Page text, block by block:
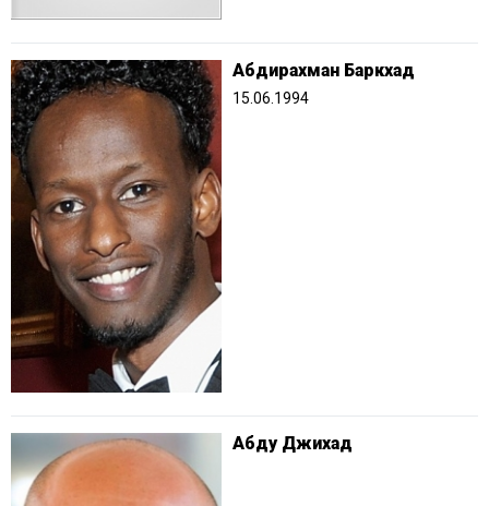
Абдирахман Баркхад
15.06.1994
Абду Джихад